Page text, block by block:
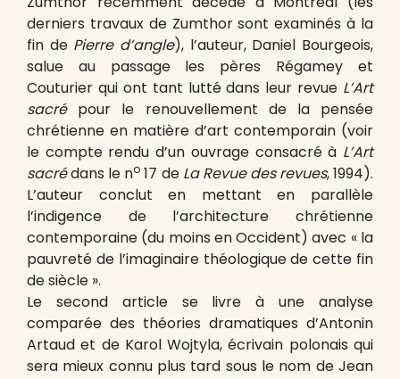
derniers travaux de Zumthor sont examinés à la
fin de Pierre d’angle), l’auteur, Daniel Bourgeois,
salue au passage les pères Régamey et
Couturier qui ont tant lutté dans leur revue L’Art
sacrépour le renouvellement de la pensée
chrétienne en matière d’art contemporain (voir
le compte rendu d’un ouvrage consacré à L’Art
sacrédans le no 17 de La Revue des revues, 1994).
L’auteur conclut en mettant en parallèle
l’indigence de l’architecture chrétienne
contemporaine (du moins en Occident) avec « la
pauvreté de l’imaginaire théologique de cette fin
de siècle ».
Le second article se livre à une analyse
comparée des théories dramatiques d’Antonin
Artaud et de Karol Wojtyla, écrivain polonais qui
sera mieux connu plus tard sous le nom de Jean